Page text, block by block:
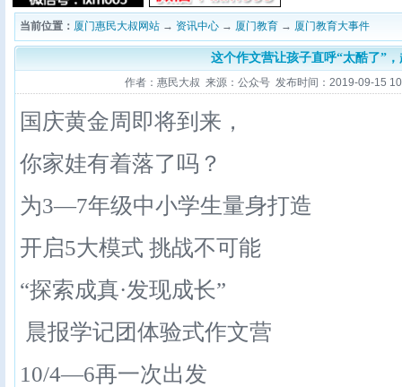
当前位置： 厦门惠民大叔网站 → 资讯中心 → 厦门教育 → 厦门教育大事件
这个作文营让孩子直呼“太酷了”
作者：惠民大叔 来源：公众号 发布时间：2019-09-15
国庆黄金周即将到来，
你家娃有着落了吗？
为3—7年级中小学生量身打造
开启5大模式 挑战不可能
“探索成真·发现成长”
晨报学记团体验式作文营
10/4—6再一次出发